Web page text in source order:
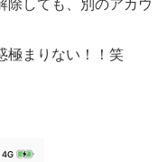
しても、別のアカウ
極まりない！！笑